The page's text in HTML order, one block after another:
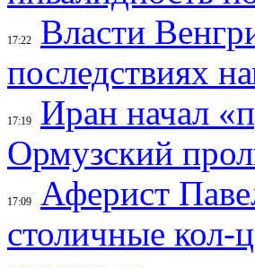
17:22
Власти
последствиях
17:19
Иран начал
Ормузский
17:09
Аферист
столичные кол-